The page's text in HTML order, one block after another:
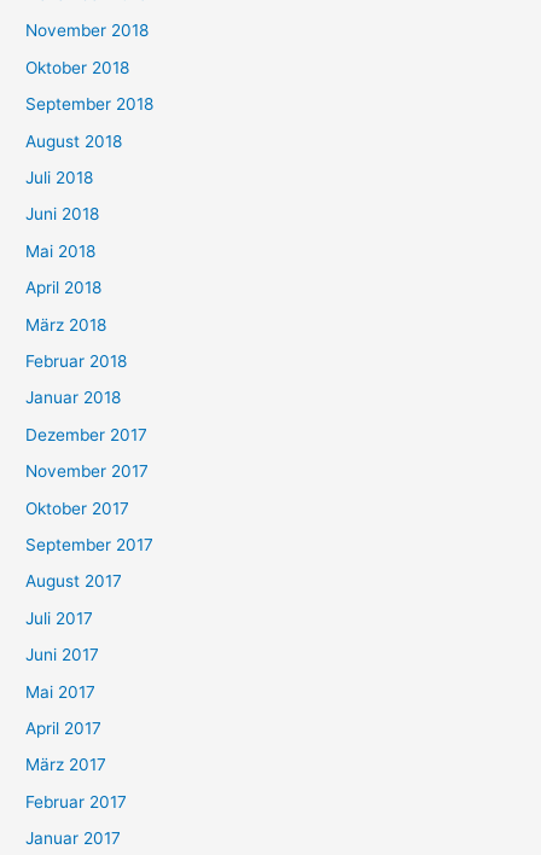
November 2018
Oktober 2018
September 2018
August 2018
Juli 2018
Juni 2018
Mai 2018
April 2018
März 2018
Februar 2018
Januar 2018
Dezember 2017
November 2017
Oktober 2017
September 2017
August 2017
Juli 2017
Juni 2017
Mai 2017
April 2017
März 2017
Februar 2017
Januar 2017